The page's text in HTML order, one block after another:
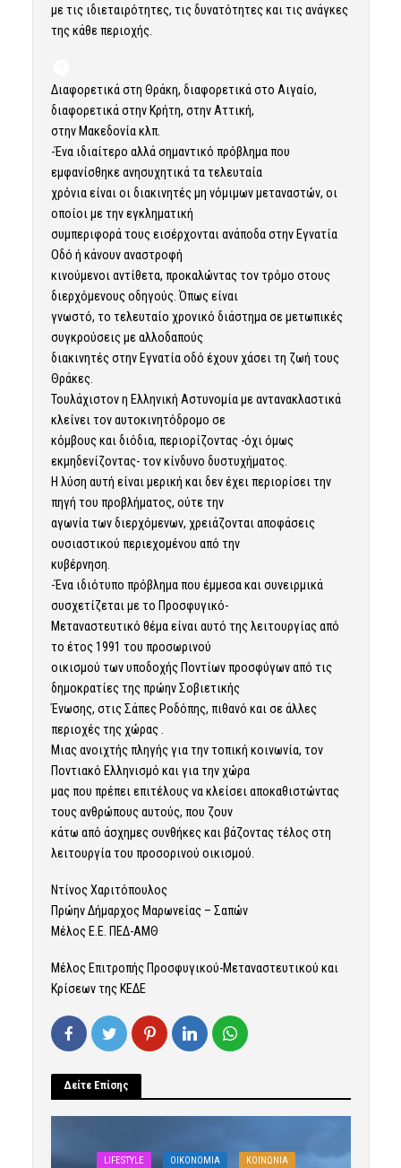
με τις ιδιεταιρότητες, τις δυνατότητες και τις ανάγκες
της κάθε περιοχής.
Διαφορετικά στη Θράκη, διαφορετικά στο Αιγαίο,
διαφορετικά στην Κρήτη, στην Αττική,
στην Μακεδονία κλπ.
-Ένα ιδιαίτερο αλλά σημαντικό πρόβλημα που
εμφανίσθηκε ανησυχητικά τα τελευταία
χρόνια είναι οι διακινητές μη νόμιμων μεταναστών, οι
οποίοι με την εγκληματική
συμπεριφορά τους εισέρχονται ανάποδα στην Εγνατία
Οδό ή κάνουν αναστροφή
κινούμενοι αντίθετα, προκαλώντας τον τρόμο στους
διερχόμενους οδηγούς. Όπως είναι
γνωστό, το τελευταίο χρονικό διάστημα σε μετωπικές
συγκρούσεις με αλλοδαπούς
διακινητές στην Εγνατία οδό έχουν χάσει τη ζωή τους
Θράκες.
Τουλάχιστον η Ελληνική Αστυνομία με αντανακλαστικά
κλείνει τον αυτοκινητόδρομο σε
κόμβους και διόδια, περιορίζοντας -όχι όμως
εκμηδενίζοντας- τον κίνδυνο δυστυχήματος.
Η λύση αυτή είναι μερική και δεν έχει περιορίσει την
πηγή του προβλήματος, ούτε την
αγωνία των διερχόμενων, χρειάζονται αποφάσεις
ουσιαστικού περιεχομένου από την
κυβέρνηση.
-Ένα ιδιότυπο πρόβλημα που έμμεσα και συνειρμικά
συσχετίζεται με το Προσφυγικό-
Μεταναστευτικό θέμα είναι αυτό της λειτουργίας από
το έτος 1991 του προσωρινού
οικισμού των υποδοχής Ποντίων προσφύγων από τις
δημοκρατίες της πρώην Σοβιετικής
Ένωσης, στις Σάπες Ροδόπης, πιθανό και σε άλλες
περιοχές της χώρας .
Μιας ανοιχτής πληγής για την τοπική κοινωνία, τον
Ποντιακό Ελληνισμό και για την χώρα
μας που πρέπει επιτέλους να κλείσει αποκαθιστώντας
τους ανθρώπους αυτούς, που ζουν
κάτω από άσχημες συνθήκες και βάζοντας τέλος στη
λειτουργία του προσορινού οικισμού.
Ντίνος Χαριτόπουλος
Πρώην Δήμαρχος Μαρωνείας – Σαπών
Μέλος Ε.Ε. ΠΕΔ-ΑΜΘ
Μέλος Επιτροπής Προσφυγικού-Μεταναστευτικού και
Κρίσεων της ΚΕΔΕ
Δείτε Επίσης
LIFESTYLE OIKONOMIA ΚΟΙΝΩΝΙΑ